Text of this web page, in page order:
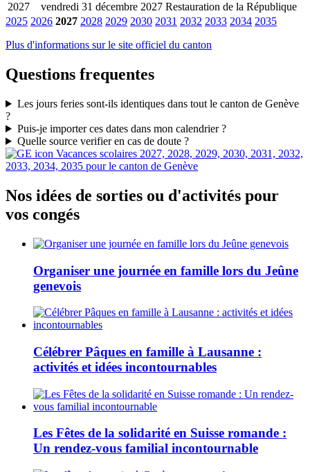
2027
vendredi 31 décembre 2027 Restauration de la République
2025 2026 2027 2028 2029 2030 2031 2032 2033 2034 2035
Plus d'informations sur le site officiel du canton
Questions frequentes
Les jours feries sont-ils identiques dans tout le canton de Genève
?
Puis-je importer ces dates dans mon calendrier ?
Quelle source verifier en cas de doute ?
Vacances scolaires 2027, 2028, 2029, 2030, 2031, 2032,
2033, 2034, 2035 pour le canton de Genève
Nos idées de sorties ou d'activités pour
vos congés
Organiser une journée en famille lors du Jeûne
genevois
Célébrer Pâques en famille à Lausanne :
activités et idées incontournables
Les Fêtes de la solidarité en Suisse romande :
Un rendez-vous familial incontournable